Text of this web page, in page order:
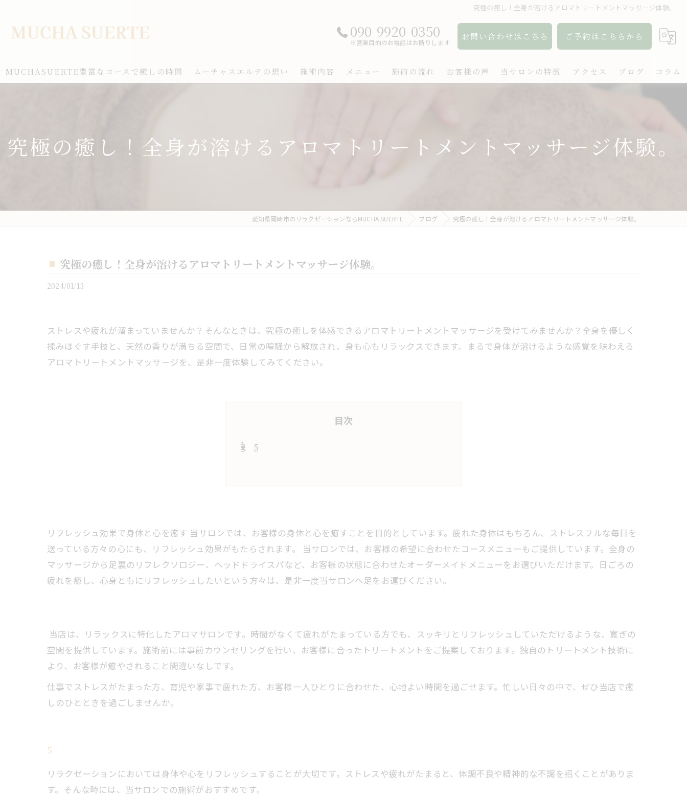
究極の癒し！全身が溶けるアロマトリートメントマッサージ体験。
090-9920-0350
※営業目的のお電話はお断りします
お問い合わせはこちら ご予約はこちらから
MUCHASUERTE豊富なコースで癒しの時間 ムーチャスエルテの想い 施術内容 メニュー 施術の流れ お客様の声 当サロンの特徴
ボディケア
アクセス ブログ コラム
究極の癒し！全身が溶けるアロマトリートメントマッサージ体験。
愛知県岡崎市のリラクゼーションならMUCHA SUERTE ブログ 究極の癒し！全身が溶けるアロマトリートメントマッサージ体験。
究極の癒し！全身が溶けるアロマトリートメントマッサージ体験。
2024/01/13
ストレスや疲れが溜まっていませんか？そんなときは、究極の癒しを体感できるアロマトリートメントマッサージを受けてみませんか？全身を優しく
揉みほぐす手技と、天然の香りが満ちる空間で、日常の喧騒から解放され、身も心もリラックスできます。まるで身体が溶けるような感覚を味わえる
アロマトリートメントマッサージを、是非一度体験してみてください。
目次
5
リフレッシュ効果で身体と心を癒す 当サロンでは、お客様の身体と心を癒すことを目的としています。疲れた身体はもちろん、ストレスフルな毎日を
送っている方々の心にも、リフレッシュ効果がもたらされます。 当サロンでは、お客様の希望に合わせたコースメニューもご提供しています。全身の
マッサージから足裏のリフレクソロジー、ヘッドドライスパなど、お客様の状態に合わせたオーダーメイドメニューをお選びいただけます。日ごろの
疲れを癒し、心身ともにリフレッシュしたいという方々は、是非一度当サロンへ足をお運びください。
当店は、リラックスに特化したアロマサロンです。時間がなくて疲れがたまっている方でも、スッキリとリフレッシュしていただけるような、寛ぎの
空間を提供しています。施術前には事前カウンセリングを行い、お客様に合ったトリートメントをご提案しております。独自のトリートメント技術に
より、お客様が癒やされること間違いなしです。
仕事でストレスがたまった方、育児や家事で疲れた方、お客様一人ひとりに合わせた、心地よい時間を過ごせます。忙しい日々の中で、ぜひ当店で癒
しのひとときを過ごしませんか。
5
リラクゼーションにおいては身体や心をリフレッシュすることが大切です。ストレスや疲れがたまると、体調不良や精神的な不調を招くことがありま
す。そんな時には、当サロンでの施術がおすすめです。